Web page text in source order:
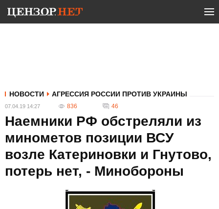
НОВОСТИ АГРЕССИЯ РОССИИ ПРОТИВ УКРАИНЫ
07.04.19 14:27 836 46
Наемники РФ обстреляли из
минометов позиции ВСУ
возле Катериновки и Гнутово,
потерь нет, - Минобороны